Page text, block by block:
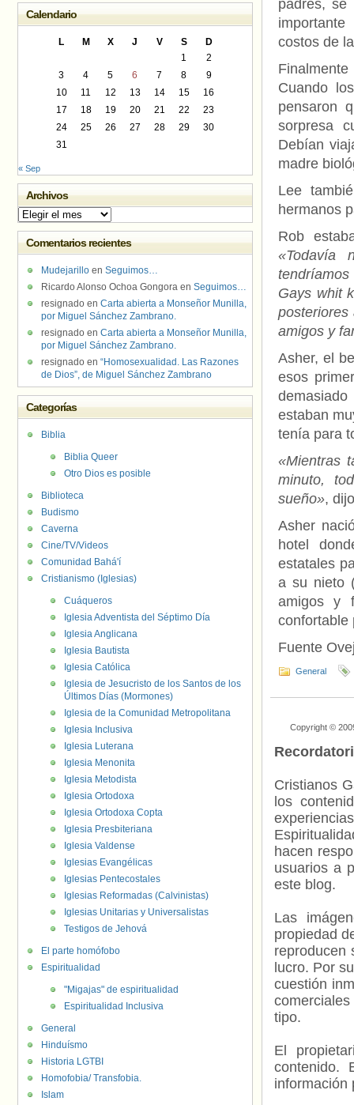
padres, se
costos de
Cuando
pensaron
sorpresa
Debían
madre
Lee
hermanos
Rob
«Todavía
Gays whit
posteriores
amigos y
Asher, el
esos
estaban
tenía para
«Mientras
minuto,
sueño»,
Asher
hotel
estatales
a su nieto
amigos y
confortable
Fuente
General
Copyright ©
Cristianos
los
hacen
usuarios a
este blog.
Las
propiedad
reproducen
lucro. Por
cuestión
tipo.
El
contenido.
información
Calendario
L M X J V S
D
1
2
3
4 5 6 7 8
9
10
11 12 13 14 15
16
17
18 19 20 21 22
23
24
25 26 27 28 29
30
31
« Sep
Archivos
Archivos
Comentarios recientes
Mudejarillo en Seguimos…
Ricardo Alonso Ochoa Gongora en Seguimos…
resignado en Carta abierta a Monseñor Munilla,
por Miguel Sánchez Zambrano.
resignado en Carta abierta a Monseñor Munilla,
por Miguel Sánchez Zambrano.
resignado en “Homosexualidad. Las Razones
de Dios”, de Miguel Sánchez Zambrano
Categorías
Biblia
Biblia Queer
Otro Dios es posible
Biblioteca
Budismo
Caverna
Cine/TV/Videos
Comunidad Bahá'í
Cristianismo (Iglesias)
Cuáqueros
Iglesia Adventista del Séptimo Día
Iglesia Anglicana
Iglesia Bautista
Iglesia Católica
Iglesia de Jesucristo de los Santos de los
Últimos Días (Mormones)
Iglesia de la Comunidad Metropolitana
Iglesia Inclusiva
Iglesia Luterana
Iglesia Menonita
Iglesia Metodista
Iglesia Ortodoxa
Iglesia Ortodoxa Copta
Iglesia Presbiteriana
Iglesia Valdense
Iglesias Evangélicas
Iglesias Pentecostales
Iglesias Reformadas (Calvinistas)
Iglesias Unitarias y Universalistas
Testigos de Jehová
El parte homófobo
Espiritualidad
"Migajas" de espiritualidad
Espiritualidad Inclusiva
General
Hinduísmo
Historia LGTBI
Homofobia/ Transfobia.
Islam